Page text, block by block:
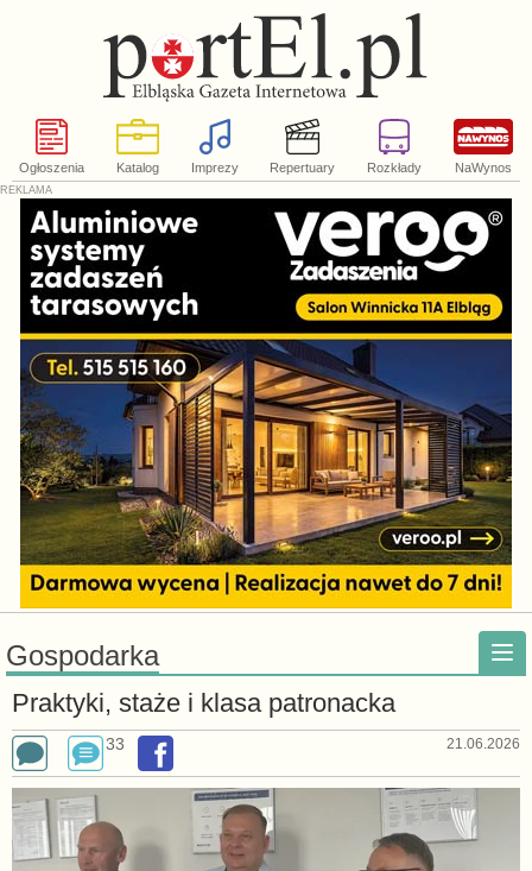
Ogłoszenia Katalog Imprezy Repertuary Rozkłady NaWynos
Gospodarka
Praktyki, staże i klasa patronacka
33 21.06.2026